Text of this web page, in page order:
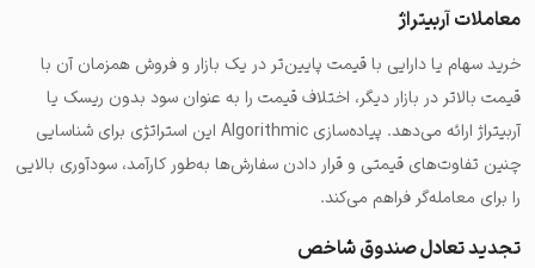
معاملات آربیتراژ
خرید سهام یا دارایی با قیمت پایین‌تر در یک بازار و فروش همزمان آن با
قیمت بالاتر در بازار دیگر، اختلاف قیمت را به عنوان سود بدون ریسک یا
آربیتراژ ارائه می‌دهد. پیاده‌سازی Algorithmic این استراتژی برای شناسایی
چنین تفاوت‌های قیمتی و قرار دادن سفارش‌ها به‌طور کارآمد، سودآوری بالایی
را برای معامله‌گر فراهم می‌کند.
تجدید تعادل صندوق شاخص